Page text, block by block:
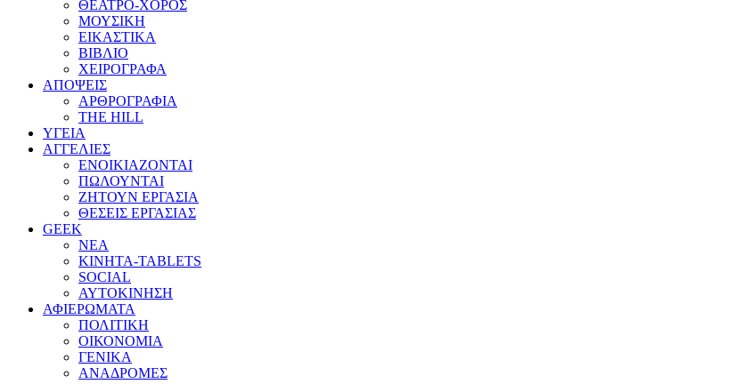
ΘΕΑΤΡΟ-ΧΟΡΟΣ
ΜΟΥΣΙΚΗ
ΕΙΚΑΣΤΙΚΑ
ΒΙΒΛΙΟ
ΧΕΙΡΟΓΡΑΦΑ
ΑΠΟΨΕΙΣ
ΑΡΘΡΟΓΡΑΦΙΑ
THE HILL
ΥΓΕΙΑ
ΑΓΓΕΛΙΕΣ
ΕΝΟΙΚΙΑΖΟΝΤΑΙ
ΠΩΛΟΥΝΤΑΙ
ΖΗΤΟΥΝ ΕΡΓΑΣΙΑ
ΘΕΣΕΙΣ ΕΡΓΑΣΙΑΣ
GEEK
ΝΕΑ
ΚΙΝΗΤΑ-TABLETS
SOCIAL
ΑΥΤΟΚΙΝΗΣΗ
ΑΦΙΕΡΩΜΑΤΑ
ΠΟΛΙΤΙΚΗ
ΟΙΚΟΝΟΜΙΑ
ΓΕΝΙΚΑ
ΑΝΑΔΡΟΜΕΣ